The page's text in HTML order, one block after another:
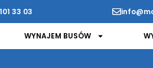
33 03
WYNAJEM BUSÓW